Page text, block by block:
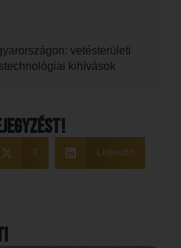
vetésterületi
kihívások
X LinkedIn